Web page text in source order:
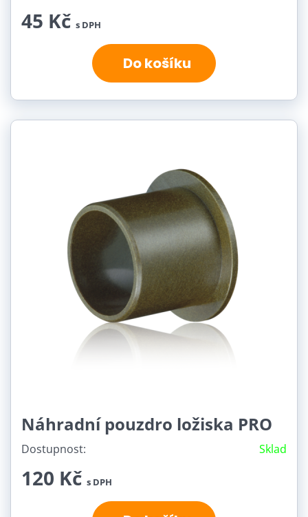
45 Kč s DPH
Do košíku
Náhradní pouzdro ložiska PRO
Dostupnost: Sklad
120 Kč s DPH